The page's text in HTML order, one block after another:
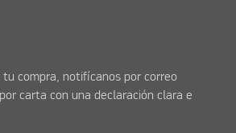
tu compra, notifícanos por correo
carta con una declaración clara e